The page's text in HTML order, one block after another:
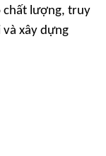
chất lượng, truy
xây dựng